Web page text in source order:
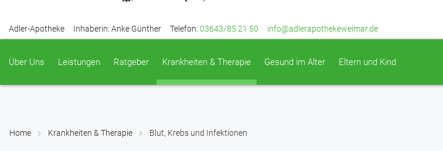
Adler-Apotheke Inhaberin: Anke Günther Telefon: 03643/85 21 50 info@adlerapothekeweimar.de
Über Uns Leistungen Ratgeber Krankheiten & Therapie Gesund im Alter Eltern und Kind
Home Krankheiten & Therapie Blut, Krebs und Infektionen